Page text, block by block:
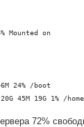
Mounted on
24% /boot
20G 45M 19G 1% /home
72%